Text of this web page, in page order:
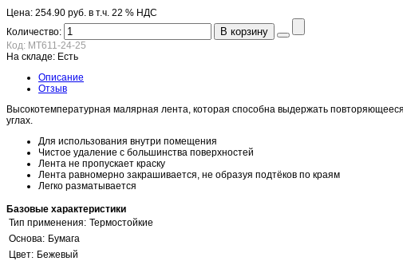
Цена: 254.90 руб. в т.ч. 22 % НДС
Количество:
В корзину
Код: MT611-24-25
На складе: Есть
Описание
Отзыв
Высокотемпературная малярная лента, которая способна выдержать
углах.
Для использования внутри помещения
Чистое удаление с большинства поверхностей
Лента не пропускает краску
Лента равномерно закрашивается, не образуя подтёков по краям
Легко разматывается
Базовые характеристики
Тип применения: Термостойкие
Основа: Бумага
Цвет: Бежевый